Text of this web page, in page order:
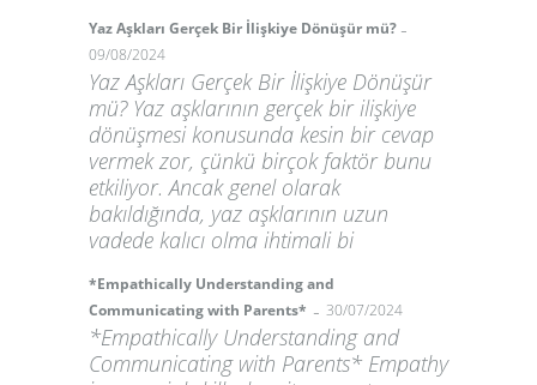
Yaz Aşkları Gerçek Bir İlişkiye Dönüşür mü? -
09/08/2024
Yaz Aşkları Gerçek Bir İlişkiye Dönüşür
mü? Yaz aşklarının gerçek bir ilişkiye
dönüşmesi konusunda kesin bir cevap
vermek zor, çünkü birçok faktör bunu
etkiliyor. Ancak genel olarak
bakıldığında, yaz aşklarının uzun
vadede kalıcı olma ihtimali bi
*Empathically Understanding and
Communicating with Parents* - 30/07/2024
*Empathically Understanding and
Communicating with Parents* Empathy